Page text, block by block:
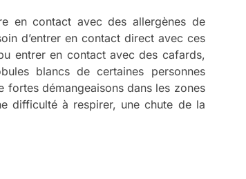
en contact avec des allergènes de
d’entrer en contact direct avec ces
entrer en contact avec des cafards,
blancs de certaines personnes
fortes démangeaisons dans les zones
difficulté à respirer, une chute de la